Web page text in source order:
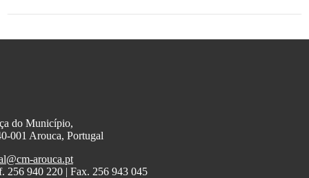
do Município,
001 Arouca, Portugal
arouca.pt
256 940 220 | Fax. 256 943 045